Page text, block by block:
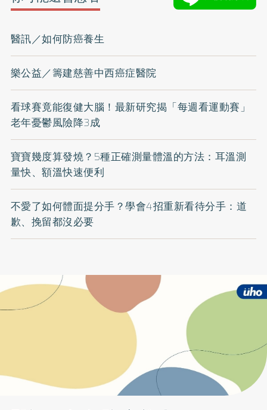
醫訊／如何防癌養生
樂公益／籌建慈善中西癌症醫院
看球賽竟能復健大腦！最新研究揭「每週看運動賽」
老年憂鬱風險降3成
寶寶幾度算發燒？5種正確測量體溫的方法：耳溫測
量快、額溫快速便利
不愛了如何體面提分手？學會4招重新看待分手：道
歉、挽留都沒必要